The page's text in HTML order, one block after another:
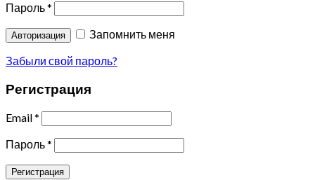
Пароль*
Авторизация
Запомнить меня
Забыли свой пароль?
Регистрация
Email*
Пароль*
Регистрация